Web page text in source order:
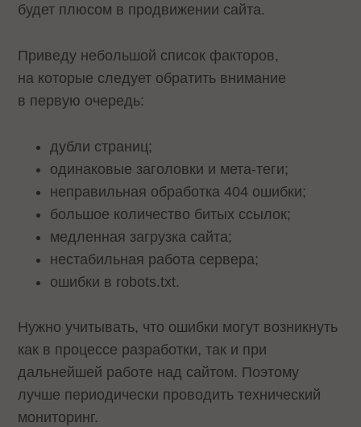
будет плюсом в продвижении сайта.
Приведу небольшой список факторов,
на которые следует обратить внимание
в первую очередь:
дубли страниц;
одинаковые заголовки и мета-теги;
неправильная обработка 404 ошибки;
большое количество битых ссылок;
медленная загрузка сайта;
нестабильная работа сервера;
ошибки в robots.txt.
Нужно учитывать, что ошибки могут возникнуть
как в процессе разработки, так и при
дальнейшей работе над сайтом. Поэтому
лучше периодически проводить технический
мониторинг.